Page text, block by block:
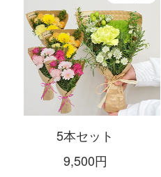
5本セット
9,500円